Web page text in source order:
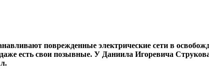
поврежденные электрические сети в
есть свои позывные. У Даниила Игоревича